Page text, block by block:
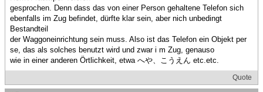
gesprochen. Denn dass das von einer Person gehaltene Telefon sich
ebenfalls im Zug befindet, dürfte klar sein, aber nich unbedingt
Bestandteil
der Waggoneinrichtung sein muss. Also ist das Telefon ein Objekt per
se, das als solches benutzt wird und zwar i m Zug, genauso
wie in einer anderen Örtlichkeit, etwa へや、こうえん etc.etc.
Quote